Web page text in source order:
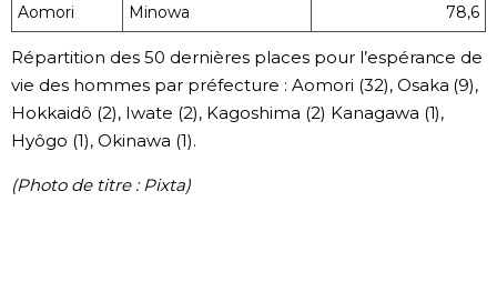
Aomori
Minowa 78,6
Répartition des 50 dernières places pour l’espérance de
vie des hommes par préfecture : Aomori (32), Osaka (9),
Hokkaidô (2), Iwate (2), Kagoshima (2) Kanagawa (1),
Hyôgo (1), Okinawa (1).
(Photo de titre : Pixta)